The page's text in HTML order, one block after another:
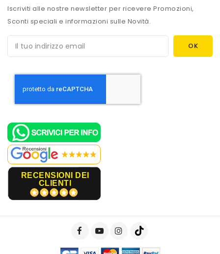
Iscriviti alle nostre newsletter per ricevere Promozioni,
Sconti speciali e informazioni sulle Novità.
RECENSIONI DEI
CLIENTI